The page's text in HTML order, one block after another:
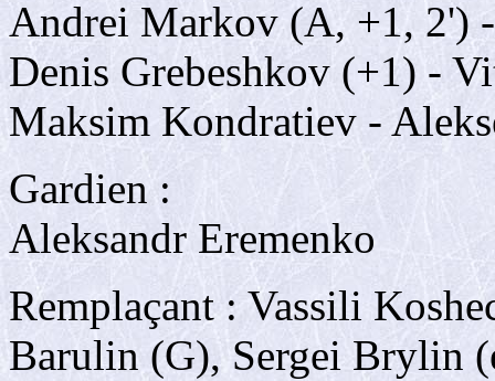
Andrei Markov (A, +1, 2')
Denis Grebeshkov (+1) -
Maksim Kondratiev -
Gardien :
Aleksandr Eremenko
Remplaçant : Vassili
Barulin (G), Sergei Brylin